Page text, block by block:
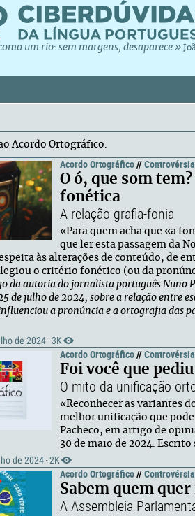
um rio: sem margens, desaparece.»
Acordo Ortográfico.
Acordo Ortográfico//
O ó, que som
fonética
A relação grafia-fonia
«Para quem acha que «a
que ler esta passagem da
às alterações de conteúdo, de
o critério fonético (ou da
da autoria do jornalista português Nuno
de julho de 2024, sobre a relação entre
a pronúncia e a ortografia das
de 2024 · 3K
Acordo Ortográfico//
Foi você que
O mito da unificação
«Reconhecer as variantes
melhor unificação que
Pacheco, em artigo de
30 de maio de 2024.
de 2024 · 2K
Acordo Ortográfico//
Sabem quem
A Assembleia